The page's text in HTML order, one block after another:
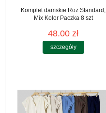
Komplet damskie Roz Standard,
Mix Kolor Paczka 8 szt
48.00 zł
szczegóły